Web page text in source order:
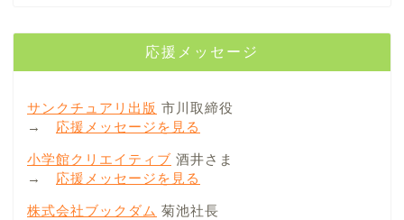
応援メッセージ
サンクチュアリ出版 市川取締役
→ 応援メッセージを見る
小学館クリエイティブ 酒井さま
→ 応援メッセージを見る
株式会社ブックダム 菊池社長